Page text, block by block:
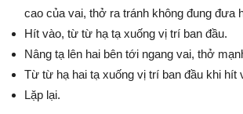
cao của vai, thở ra tránh không đung đưa
Hít vào, từ từ hạ tạ xuống vị trí ban đầu.
Nâng tạ lên hai bên tới ngang vai, thở
Từ từ hạ hai tạ xuống vị trí ban đầu khi hít
Lặp lại.